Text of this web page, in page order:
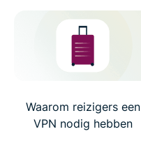
Waarom reizigers een
VPN nodig hebben